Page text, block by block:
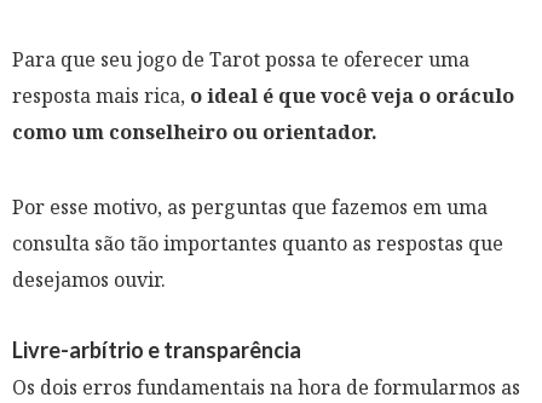
Para que seu jogo de Tarot possa te oferecer uma
resposta mais rica, o ideal é que você veja o oráculo
como um conselheiro ou orientador.
Por esse motivo, as perguntas que fazemos em uma
consulta são tão importantes quanto as respostas que
desejamos ouvir.
Livre-arbítrio e transparência
Os dois erros fundamentais na hora de formularmos as